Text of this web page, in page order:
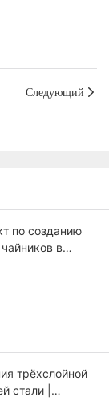
Следующий
по созданию
в
трёхслойной
стали |